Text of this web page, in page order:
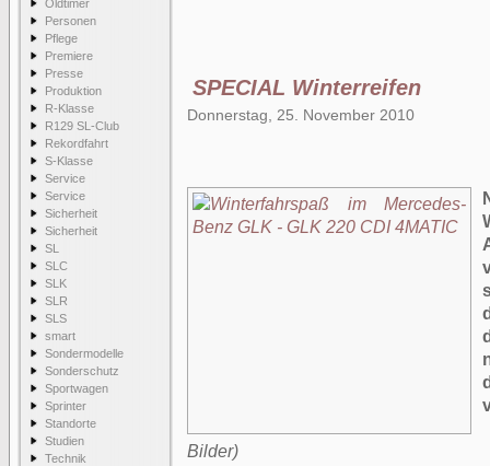
Oldtimer
Personen
Pflege
Premiere
Presse
Produktion
R-Klasse
R129 SL-Club
Rekordfahrt
S-Klasse
Service
Service
Sicherheit
Sicherheit
SL
SLC
SLK
SLR
SLS
smart
Sondermodelle
Sonderschutz
Sportwagen
Sprinter
Standorte
Studien
Technik
SPECIAL Winterreifen
Donnerstag, 25. November 2010
Bilder)